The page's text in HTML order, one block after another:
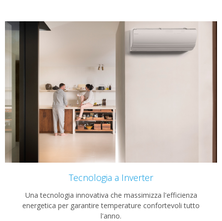
Tecnologia a Inverter
Una tecnologia innovativa che massimizza l'efficienza
energetica per garantire temperature confortevoli tutto
l'anno.